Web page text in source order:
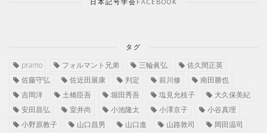
タグ
pramo フォルマント兄弟 三輪眞弘
佐久間正英
佐藤守弘
佐近田展康 判定 前川修
南田勝也
吉岡洋
土橋臣吾 堀田秀吾 塩見允枝子
大久保美紀
安田昌弘
室井尚 小池隆太 小澤京子
小谷真理
小野原教子
山口昌男 山口進 山路敦司
岡田温司